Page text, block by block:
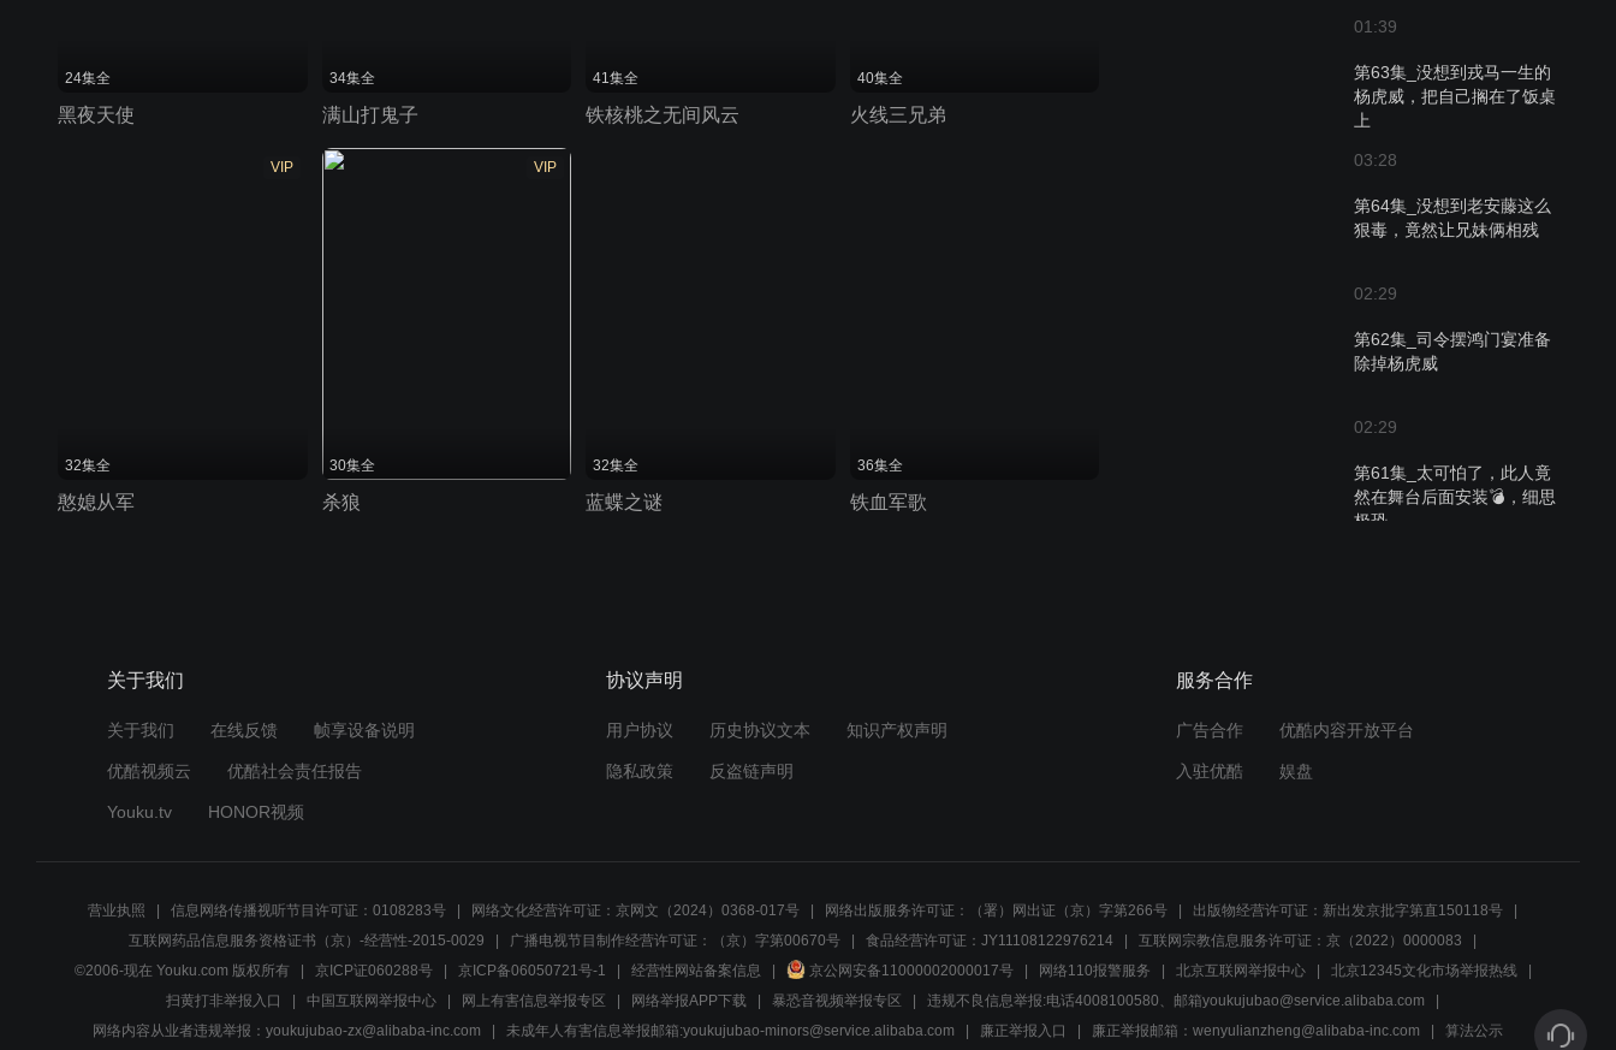
01:39
第63集_没想到戎马一生的
杨虎威，把自己搁在了饭桌
上
03:28
第64集_没想到老安藤这么
狠毒，竟然让兄妹俩相残
02:29
第62集_司令摆鸿门宴准备
除掉杨虎威
02:29
第61集_太可怕了，此人竟
然在舞台后面安装💣，细思
极恐
第59集_上梁不正下梁歪，
实够爷们
03:04
第56集_有这帮手下在，司
令想抓捕黑旋风，简直就是
24集全
黑夜天使
34集全
满山打鬼子
41集全
铁核桃之无间风云
40集全
火线三兄弟
VIP
32集全
憨媳从军
VIP
30集全
杀狼
32集全
蓝蝶之谜
36集全
铁血军歌
关于我们
关于我们 在线反馈 帧享设备说明
优酷视频云 优酷社会责任报告
Youku.tv HONOR视频
协议声明
用户协议 历史协议文本 知识产权声明
隐私政策 反盗链声明
服务合作
广告合作 优酷内容开放平台
入驻优酷 娱盘
营业执照 信息网络传播视听节目许可证：0108283号 网络文化经营许可证：京网文（2024）0368-017号 网络出版服务许可证：（署）网出证（京）字第266号
出版物经营许可证：新出发京批字第直150118号
互联网药品信息服务资格证书（京）-经营性-2015-0029
广播电视节目制作经营许可证：（京）字第00670号 食品经营许可证：JY11108122976214
互联网宗教信息服务许可证：京（2022）0000083
©2006-现在 Youku.com 版权所有
京ICP证060288号 京ICP备06050721号-1 经营性网站备案信息 京公网安备11000002000017号 网络110报警服务 北京互联网举报中心
北京12345文化市场举报热线
扫黄打非举报入口
中国互联网举报中心 网上有害信息举报专区 网络举报APP下载 暴恐音视频举报专区
违规不良信息举报:电话4008100580、邮箱youkujubao@service.alibaba.com
网络内容从业者违规举报：youkujubao-zx@alibaba-inc.com
未成年人有害信息举报邮箱:youkujubao-minors@service.alibaba.com 廉正举报入口 廉正举报邮箱：wenyulianzheng@alibaba-inc.com 算法公示